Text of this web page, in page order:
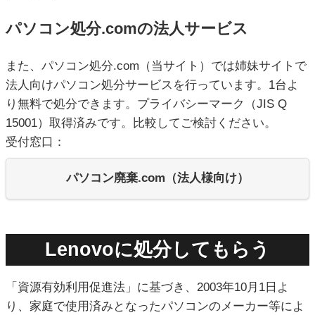
パソコン処分.comの法人サービス
また、パソコン処分.com（当サイト）では姉妹サイトで
法人向けパソコン処分サービスを行っています。1台よ
り無料で処分できます。プライバシーマーク（JIS Q
15001）取得済みです。比較してご検討ください。
受付窓口：
パソコン廃棄.com（法人様向け）
Lenovoに処分してもらう
「資源有効利用促進法」に基づき、2003年10月1日よ
り、家庭で使用済みとなったパソコンのメーカー等によ